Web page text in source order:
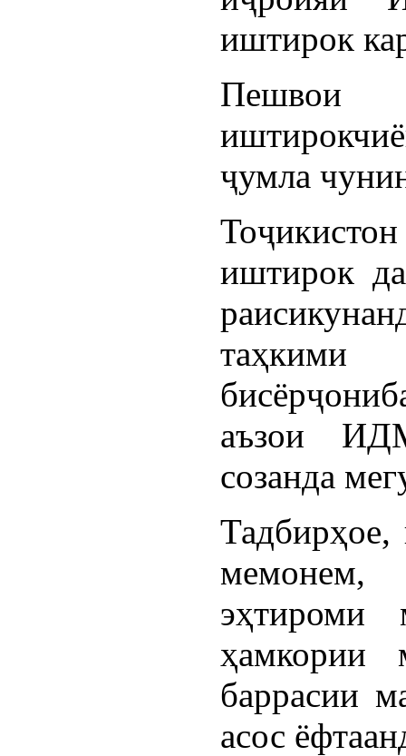
иштирок
Пешвои
ҷумла
иштирок
таҳкими
аъзои
созанда
мемонем,
эҳтироми
ҳамкории
баррасии
асос